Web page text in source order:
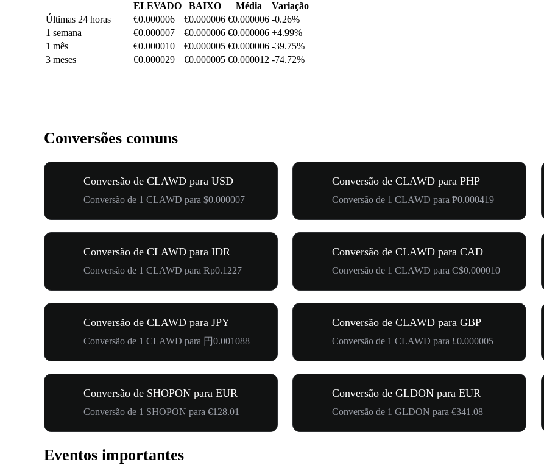
ELEVADO BAIXO Média
Variação
Últimas 24 horas
€0.000006 €0.000006 €0.000006 -0.26%
1 semana
€0.000007 €0.000006 €0.000006 +4.99%
1 mês
€0.000010 €0.000005 €0.000006 -39.75%
3 meses
€0.000029 €0.000005 €0.000012 -74.72%
Conversões comuns
Conversão de CLAWD para USD
Conversão de 1 CLAWD para $0.000007
Conversão de CLAWD para PHP
Conversão de 1 CLAWD para ₱0.000419
Conversão de CLAWD para IDR
Conversão de 1 CLAWD para Rp0.1227
Conversão de CLAWD para CAD
Conversão de 1 CLAWD para C$0.000010
Conversão de CLAWD para JPY
Conversão de 1 CLAWD para 円0.001088
Conversão de CLAWD para GBP
Conversão de 1 CLAWD para £0.000005
Conversão de SHOPON para EUR
Conversão de 1 SHOPON para €128.01
Conversão de GLDON para EUR
Conversão de 1 GLDON para €341.08
Eventos importantes